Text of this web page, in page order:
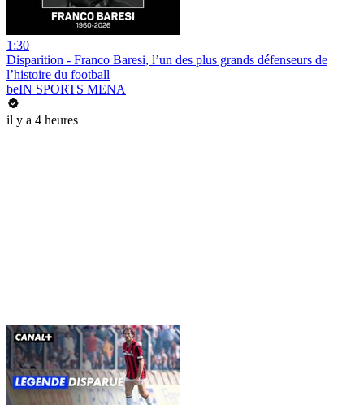
1:30
Disparition - Franco Baresi, l’un des plus grands défenseurs de
l’histoire du football
beIN SPORTS MENA
il y a 4 heures